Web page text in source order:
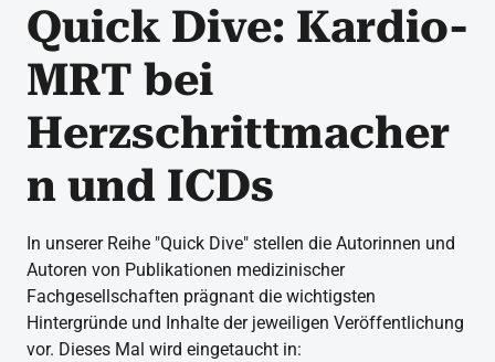
Quick Dive: Kardio-
MRT bei
Herzschrittmacher
n und ICDs
In unserer Reihe "Quick Dive" stellen die Autorinnen und
Autoren von Publikationen medizinischer
Fachgesellschaften prägnant die wichtigsten
Hintergründe und Inhalte der jeweiligen Veröffentlichung
vor. Dieses Mal wird eingetaucht in: